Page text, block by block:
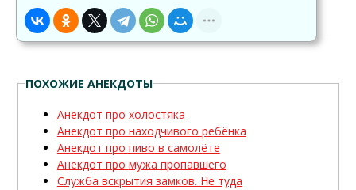
ПОХОЖИЕ АНЕКДОТЫ
Анекдот про холостяка
Анекдот про находчивого ребёнка
Анекдот про пиво в самолёте
Анекдот про мужа пропавшего
Служба вскрытия замков. Не туда